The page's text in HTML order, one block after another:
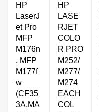
HP
LaserJ
et Pro
MFP
M176n
, MFP
M177f
w
(CF35
3A,MA
HP
LASE
RJET
COLO
R PRO
M252/
M277/
M274
EACH
COL